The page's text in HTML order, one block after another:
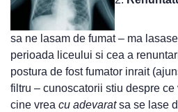
sa ne lasam de fumat – ma
perioada liceului si cea a
postura de fost fumator inrait
filtru – cunoscatorii stiu despre ce
cine vrea cu adevaratsa se lase